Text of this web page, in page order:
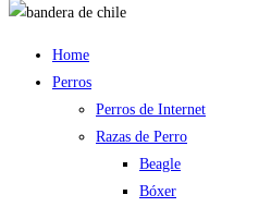
Home
Perros
Perros de Internet
Razas de Perro
Beagle
Bóxer